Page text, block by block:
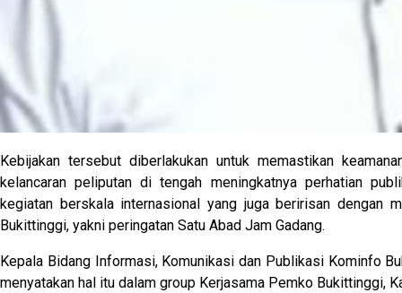
Kebijakan tersebut diberlakukan untuk memastikan
kelancaran peliputan di tengah meningkatnya perhatian
kegiatan berskala internasional yang juga beririsan dengan
Bukittinggi, yakni peringatan Satu Abad Jam Gadang.
Kepala Bidang Informasi, Komunikasi dan Publikasi Kominfo
menyatakan hal itu dalam group Kerjasama Pemko Bukittinggi,